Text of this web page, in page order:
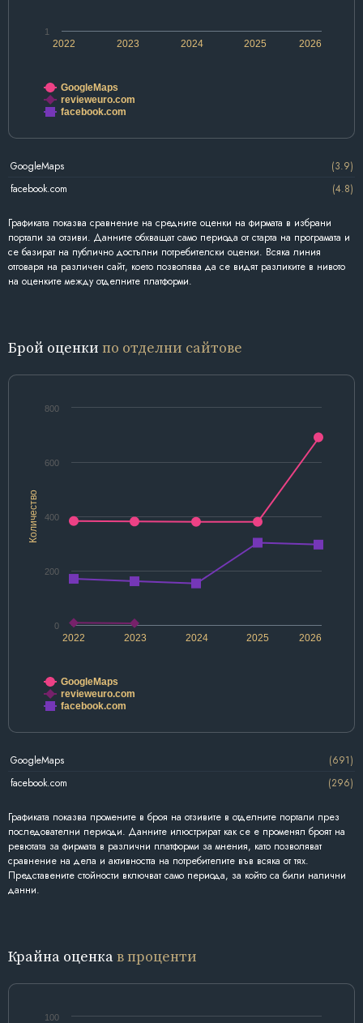
2022 2024 2026
2023 2025
1
GoogleMaps
revieweuro.com
facebook.com
GoogleMaps
(3.9)
facebook.com
(4.8)
Графиката показва сравнение на средните оценки на фирмата в избрани
портали за отзиви. Данните обхващат само периода от старта на програмата и
се базират на публично достъпни потребителски оценки. Всяка линия
отговаря на различен сайт, което позволява да се видят разликите в нивото
на оценките между отделните платформи.
Брой оценки по отделни сайтове
Количество
2022 2024 2026
2023 2025
0
200
400
600
800
GoogleMaps
revieweuro.com
facebook.com
GoogleMaps
(691)
facebook.com
(296)
Графиката показва промените в броя на отзивите в отделните портали през
последователни периоди. Данните илюстрират как се е променял броят на
ревютата за фирмата в различни платформи за мнения, като позволяват
сравнение на дела и активността на потребителите във всяка от тях.
Представените стойности включват само периода, за който са били налични
данни.
Крайна оценкав проценти
100